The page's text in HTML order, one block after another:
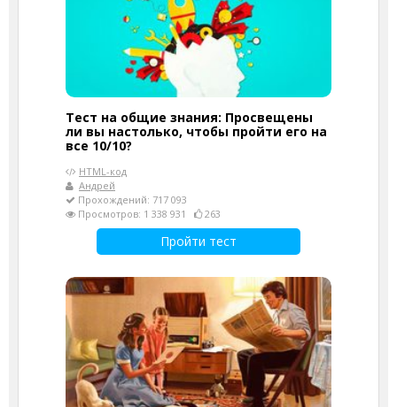
Тест на общие знания: Просвещены
ли вы настолько, чтобы пройти его на
все 10/10?
HTML-код
Андрей
Прохождений: 717 093
Просмотров: 1 338 931
263
Пройти тест